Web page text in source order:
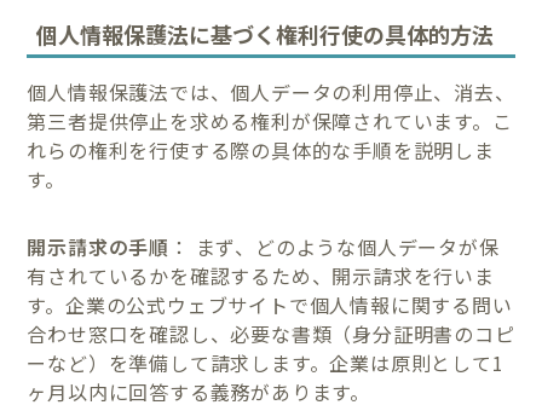
個人情報保護法に基づく権利行使の具体的方法
個人情報保護法では、個人データの利用停止、消去、
第三者提供停止を求める権利が保障されています。こ
れらの権利を行使する際の具体的な手順を説明しま
す。
開示請求の手順 ： まず、どのような個人データが保
有されているかを確認するため、開示請求を行いま
す。企業の公式ウェブサイトで個人情報に関する問い
合わせ窓口を確認し、必要な書類（身分証明書のコピ
ーなど）を準備して請求します。企業は原則として1
ヶ月以内に回答する義務があります。